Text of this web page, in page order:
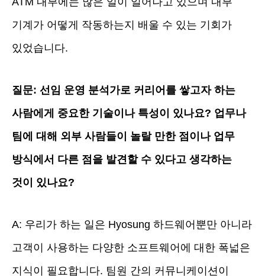
기계가 어떻게 작동하는지 배울 수 있는 기회가
있었습니다.
질문: 선임 운영 분석가로 커리어를 쌓고자 하는
사람에게 중요한 기술이나 특성이 있나요? 업무나
팀에 대해 외부 사람들이 놀랄 만한 점이나 업무
방식에서 다른 점을 발견할 수 있다고 생각하는
것이 있나요?
A: 우리가 하는 일은 Hyosung 하드웨어뿐만 아니라
고객이 사용하는 다양한 소프트웨어에 대한 폭넓은
지식이 필요합니다. 팀원 간의 커뮤니케이션이